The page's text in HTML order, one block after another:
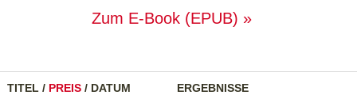
Zum E-Book (EPUB)
TITEL / PREIS / DATUM ERGEBNISSE